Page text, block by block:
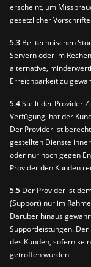
erscheint, um
gesetzlicher
5.3 Bei technischen
Servern oder im
alternative,
Erreichbarkeit zu
5.4Stellt der Provider
Verfügung, hat der
Der Provider ist
gestellten Dienste
oder nur noch gegen
Provider den Kunden
5.5 Der Provider ist
(Support) nur im
Darüber hinaus
Supportleistungen.
des Kunden, sofern
getroffen wurden.